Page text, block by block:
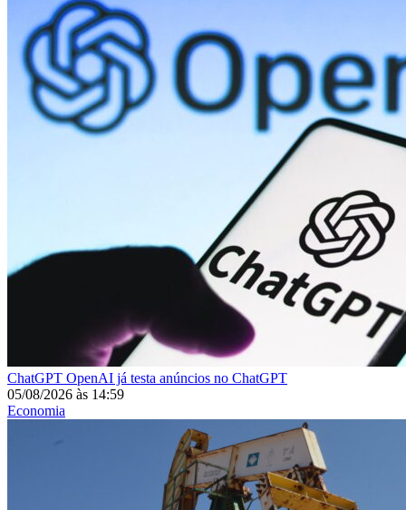
ChatGPT OpenAI já testa anúncios no ChatGPT
05/08/2026 às 14:59
Economia